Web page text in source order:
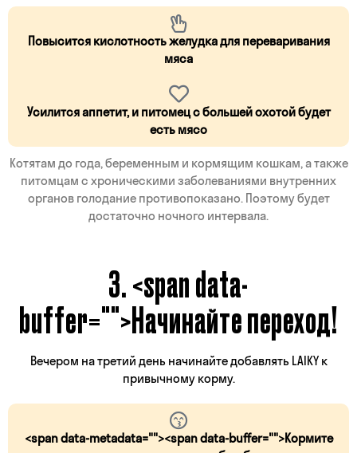
Повысится кислотность желудка для переваривания
мяса
Усилится аппетит, и питомец с большей охотой будет
есть мясо
Котятам до года, беременным и кормящим кошкам, а также
питомцам с хроническими заболеваниями внутренних
органов голодание противопоказано. Поэтому будет
достаточно ночного интервала.
3. <span data-
buffer="">Начинайте переход!
Вечером на третий день начинайте добавлять LAIKY к
привычному корму.
<span data-metadata=""><span data-buffer="">Кормите